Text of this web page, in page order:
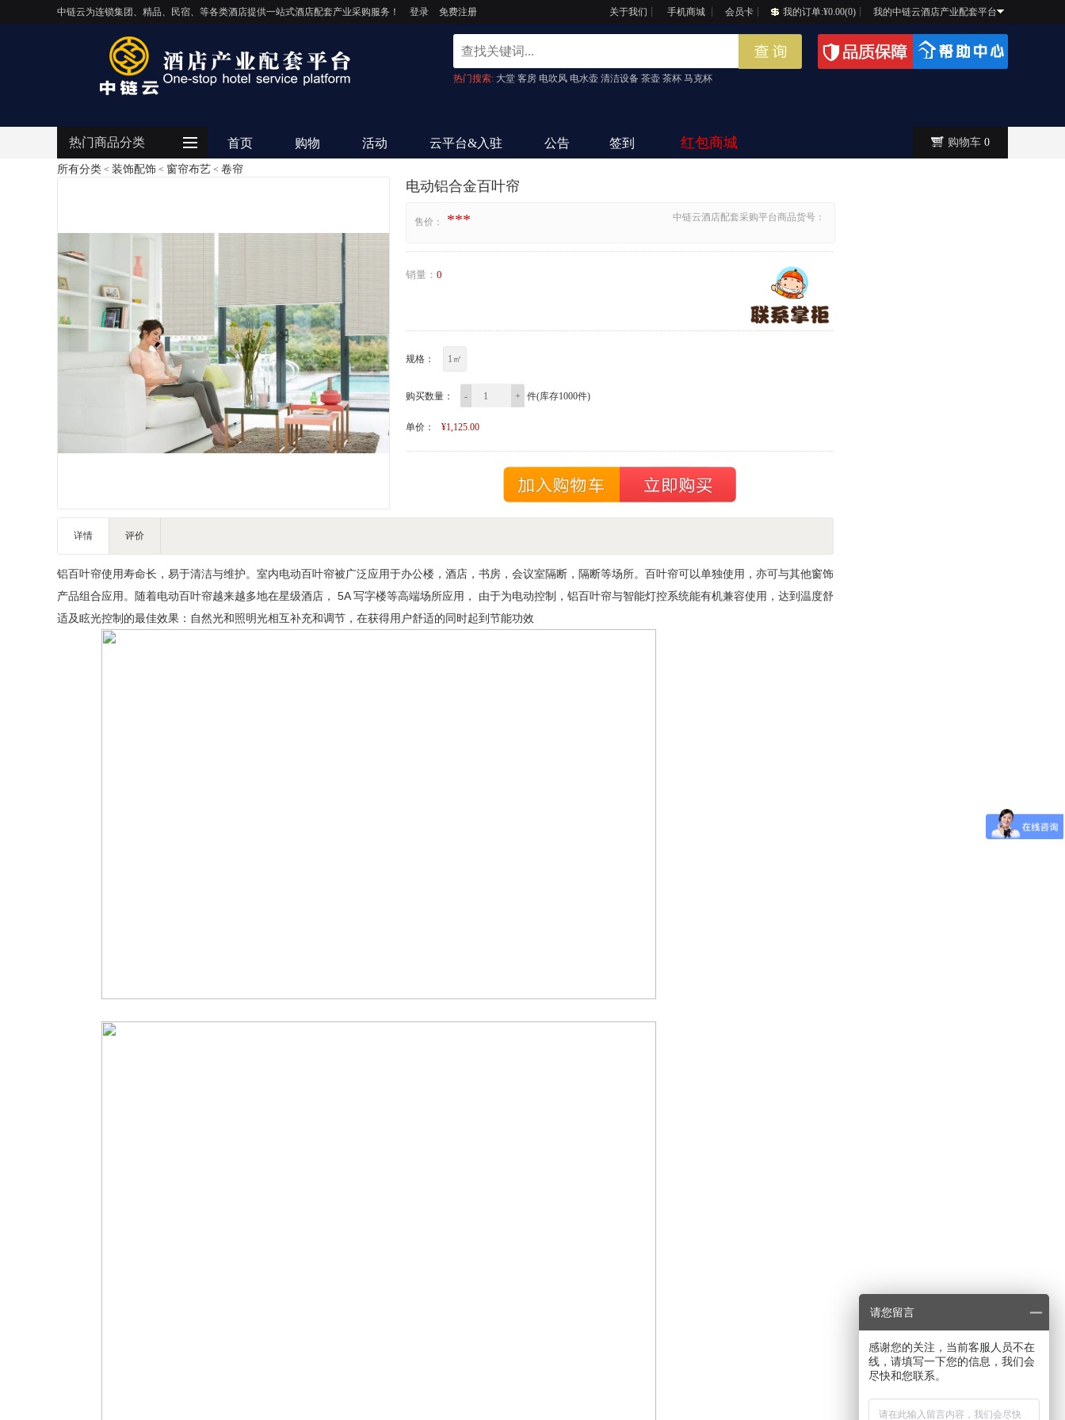
中链云为连锁集团、精品、民宿、等各类酒店提供一站式酒店配套产业采购服务！ 登录 免费注册 关于我们 ┊ 手机商城 ┊ 会员卡 ┊ 我的订单:¥0.00(0) ┊ 我的中链云酒店产业配套平台
热门搜索: 大堂 客房 电吹风 电水壶 清洁设备 茶壶 茶杯 马克杯
热门商品分类 首页 购物 活动 云平台&入驻 公告 签到 红包商城 购物车 0
纺织布草
清洁设备
电器设备
IT/智能化
家私家具
健身器材
一次性用品
所有分类 < 装饰配饰 < 窗帘布艺 < 卷帘
电动铝合金百叶帘
售价： *** 中链云酒店配套采购平台商品货号：
销量： 0
规格： 1㎡
购买数量： - + 件(库存1000件)
单价： ¥1,125.00
详情 评价
铝百叶帘使用寿命长，易于清洁与维护。 室内电动百叶帘被广泛应用于办公楼，酒店，书房，会议室隔断，隔断等场所。百叶帘可以单独使用，亦可与其他窗饰
产品组合应用。随着电动百叶帘越来越多地在星级酒店， 5A 写字楼等高端场所应用， 由于为电动控制，铝百叶帘与智能灯控系统能有机兼容使用，达到温度舒
适及眩光控制的最佳效果：自然光和照明光相互补充和调节，在获得用户舒适的同时起到节能功效
请您留言
感谢您的关注，当前客服人员不在
线，请填写一下您的信息，我们会
尽快和您联系。